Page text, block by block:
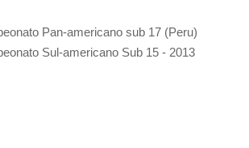
Pan-americano sub 17 (Peru)
Sul-americano Sub 15 - 2013